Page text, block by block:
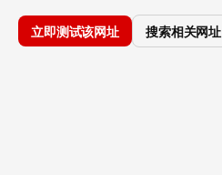
立即测试该网址 搜索相关网址